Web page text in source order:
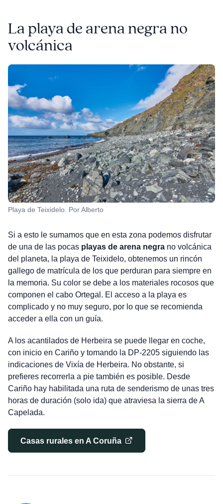
La playa de arena negra no
volcánica
Playa de Teixidelo. Por Alberto
Si a esto le sumamos que en esta zona podemos disfrutar
de una de las pocas playas de arena negra no volcánica
del planeta, la playa de Teixidelo, obtenemos un rincón
gallego de matrícula de los que perduran para siempre en
la memoria. Su color se debe a los materiales rocosos que
componen el cabo Ortegal. El acceso a la playa es
complicado y no muy seguro, por lo que se recomienda
acceder a ella con un guía.
A los acantilados de Herbeira se puede llegar en coche,
con inicio en Cariño y tomando la DP-2205 siguiendo las
indicaciones de Vixía de Herbeira. No obstante, si
prefieres recorrerla a pie también es posible. Desde
Cariño hay habilitada una ruta de senderismo de unas tres
horas de duración (solo ida) que atraviesa la sierra de A
Capelada.
Casas rurales en A Coruña